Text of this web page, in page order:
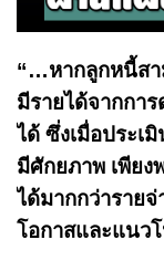
“…หากลูกหนี้สา
มีรายได้จากกา
ได้ ซึ่งเมื่อประเ
มีศักยภาพ เพียง
ได้มากกว่าราย
โอกาสและแนว